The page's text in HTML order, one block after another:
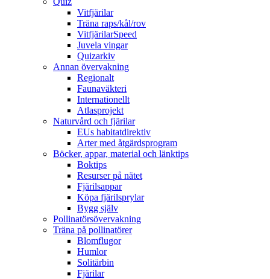
Vitfjärilar
Träna raps/kål/rov
VitfjärilarSpeed
Juvela vingar
Quizarkiv
Annan övervakning
Regionalt
Faunaväkteri
Internationellt
Atlasprojekt
Naturvård och fjärilar
EUs habitatdirektiv
Arter med åtgärdsprogram
Böcker, appar, material och länktips
Boktips
Resurser på nätet
Fjärilsappar
Köpa fjärilsprylar
Bygg själv
Pollinatörsövervakning
Träna på pollinatörer
Blomflugor
Humlor
Solitärbin
Fjärilar